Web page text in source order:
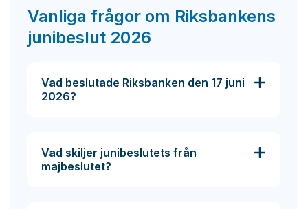
Vanliga frågor om Riksbankens
junibeslut 2026
Vad beslutade Riksbanken den 17 juni
2026?
Vad skiljer junibeslutets från
majbeslutet?